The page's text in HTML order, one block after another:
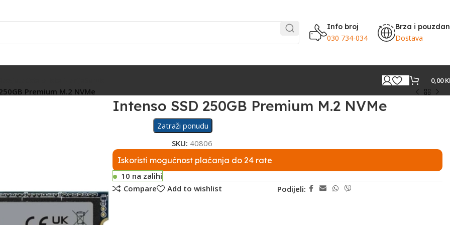
Info broj
030 734-034
Brza i
Dostava
0,00
Premium M.2 NVMe
Intenso SSD 250GB Premium M.2 NVMe
Zatraži ponudu
SKU: 40806
Iskoristi mogućnost plaćanja do 24 rate
10 na zalihi
Compare
Add to wishlist Podijeli: